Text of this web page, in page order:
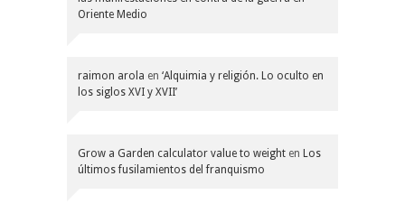
Oriente Medio
raimon arola en ‘Alquimia y religión. Lo oculto en
los siglos XVI y XVII’
Grow a Garden calculator value to weight en Los
últimos fusilamientos del franquismo